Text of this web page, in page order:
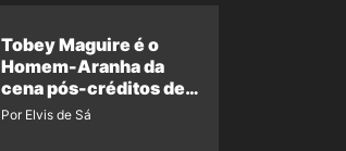
Tobey Maguire é o
Homem-Aranha da
cena pós-créditos de
Um Novo Dia?
Por Elvis de Sá